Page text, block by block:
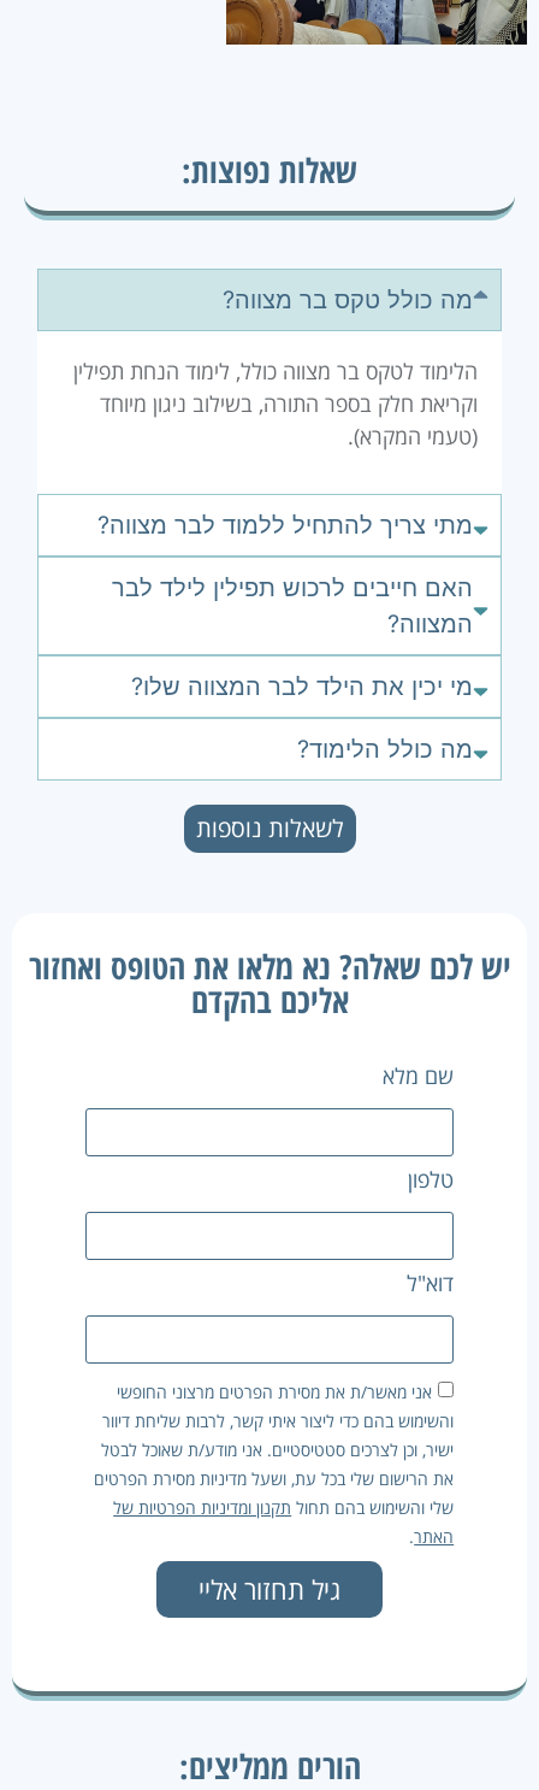
שאלות נפוצות:
מה כולל טקס בר מצווה?
הלימוד לטקס בר מצווה כולל, לימוד הנחת תפילין
וקריאת חלק בספר התורה, בשילוב ניגון מיוחד
(טעמי המקרא).
מתי צריך להתחיל ללמוד לבר מצווה?
האם חייבים לרכוש תפילין לילד לבר
המצווה?
מי יכין את הילד לבר המצווה שלו?
מה כולל הלימוד?
לשאלות נוספות
יש לכם שאלה? נא מלאו את הטופס ואחזור
אליכם בהקדם
שם מלא
טלפון
דוא"ל
אני מאשר/ת את מסירת הפרטים מרצוני החופשי
והשימוש בהם כדי ליצור איתי קשר, לרבות שליחת דיוור
ישיר, וכן לצרכים סטטיסטיים. אני מודע/ת שאוכל לבטל
את הרישום שלי בכל עת, ושעל מדיניות מסירת הפרטים
שלי והשימוש בהם תחול תקנון ומדיניות הפרטיות של
האתר.
גיל תחזור אליי
הורים ממליצים: